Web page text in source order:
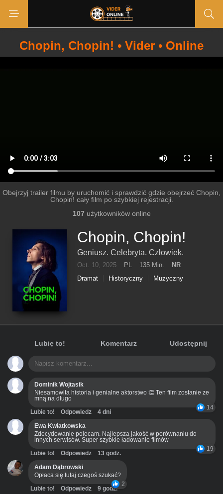
Chopin, Chopin! • Vider • Online
Obejrzyj trailer filmu by uruchomić i sprawdzić gdzie obejrzeć Chopin,
Chopin! cały film po szybkiej rejestracji.
107 użytkowników online
Chopin, Chopin!
Geniusz. Celebryta. Człowiek.
Oct. 10, 2025 PL 135 Min.
NR
Dramat
Historyczny Muzyczny
Lubię to! Komentarz Udostępnij
Dominik Wojtasik
Niesamowita historia i genialne aktorstwo 👏 Ten film zostanie ze
mną na długo
14
Lubie to! Odpowiedz
4 dni
Ewa Kwiatkowska
Zdecydowanie polecam. Najlepsza jakość w porównaniu do
innych serwisów. Super szybkie ładowanie filmów
19
Lubie to! Odpowiedz
13 godz.
Adam Dąbrowski
Opłaca się tutaj czegoś szukać?
2
Lubie to! Odpowiedz
9 godz.